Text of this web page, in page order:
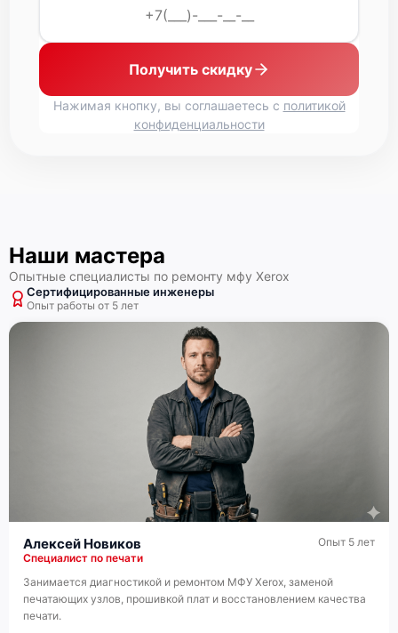
Xerox WorkCentre 3335DNI
Xerox B1022DN
Получить скидку
Нажимая кнопку, вы соглашаетесь с политикой
конфиденциальности
Наши мастера
Опытные специалисты по ремонту мфу Xerox
Сертифицированные инженеры
Опыт работы от 5 лет
Алексей Новиков
Специалист по печати
Опыт 5 лет
Занимается диагностикой и ремонтом МФУ Xerox, заменой
печатающих узлов, прошивкой плат и восстановлением качества
печати.